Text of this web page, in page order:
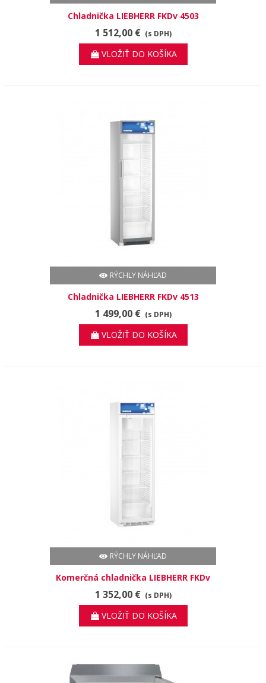
Chladnička LIEBHERR FKDv 4503
1 512,00 € (s DPH)
VLOŽIŤ DO KOŠÍKA
RÝCHLY NÁHĽAD
Chladnička LIEBHERR FKDv 4513
1 499,00 € (s DPH)
VLOŽIŤ DO KOŠÍKA
RÝCHLY NÁHĽAD
Komerčná chladnička LIEBHERR FKDv
4213
1 352,00 € (s DPH)
VLOŽIŤ DO KOŠÍKA